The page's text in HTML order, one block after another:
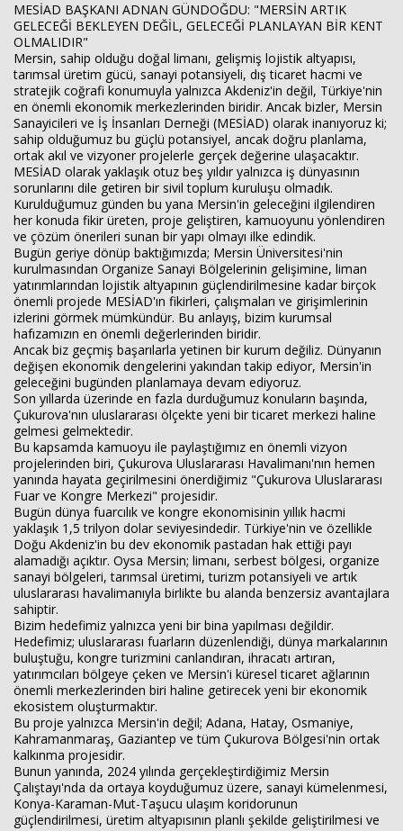
MESİAD BAŞKANI ADNAN GÜNDOĞDU: "MERSİN ARTIK
GELECEĞİ BEKLEYEN DEĞİL, GELECEĞİ PLANLAYAN BİR KENT
OLMALIDIR"
Mersin, sahip olduğu doğal limanı, gelişmiş lojistik altyapısı,
tarımsal üretim gücü, sanayi potansiyeli, dış ticaret hacmi ve
stratejik coğrafi konumuyla yalnızca Akdeniz'in değil, Türkiye'nin
en önemli ekonomik merkezlerinden biridir. Ancak bizler, Mersin
Sanayicileri ve İş İnsanları Derneği (MESİAD) olarak inanıyoruz ki;
sahip olduğumuz bu güçlü potansiyel, ancak doğru planlama,
ortak akıl ve vizyoner projelerle gerçek değerine ulaşacaktır.
MESİAD olarak yaklaşık otuz beş yıldır yalnızca iş dünyasının
sorunlarını dile getiren bir sivil toplum kuruluşu olmadık.
Kurulduğumuz günden bu yana Mersin'in geleceğini ilgilendiren
her konuda fikir üreten, proje geliştiren, kamuoyunu yönlendiren
ve çözüm önerileri sunan bir yapı olmayı ilke edindik.
Bugün geriye dönüp baktığımızda; Mersin Üniversitesi'nin
kurulmasından Organize Sanayi Bölgelerinin gelişimine, liman
yatırımlarından lojistik altyapının güçlendirilmesine kadar birçok
önemli projede MESİAD'ın fikirleri, çalışmaları ve girişimlerinin
izlerini görmek mümkündür. Bu anlayış, bizim kurumsal
hafızamızın en önemli değerlerinden biridir.
Ancak biz geçmiş başarılarla yetinen bir kurum değiliz. Dünyanın
değişen ekonomik dengelerini yakından takip ediyor, Mersin'in
geleceğini bugünden planlamaya devam ediyoruz.
Son yıllarda üzerinde en fazla durduğumuz konuların başında,
Çukurova'nın uluslararası ölçekte yeni bir ticaret merkezi haline
gelmesi gelmektedir.
Bu kapsamda kamuoyu ile paylaştığımız en önemli vizyon
projelerinden biri, Çukurova Uluslararası Havalimanı'nın hemen
yanında hayata geçirilmesini önerdiğimiz "Çukurova Uluslararası
Fuar ve Kongre Merkezi" projesidir.
Bugün dünya fuarcılık ve kongre ekonomisinin yıllık hacmi
yaklaşık 1,5 trilyon dolar seviyesindedir. Türkiye'nin ve özellikle
Doğu Akdeniz'in bu dev ekonomik pastadan hak ettiği payı
alamadığı açıktır. Oysa Mersin; limanı, serbest bölgesi, organize
sanayi bölgeleri, tarımsal üretimi, turizm potansiyeli ve artık
uluslararası havalimanıyla birlikte bu alanda benzersiz avantajlara
sahiptir.
Bizim hedefimiz yalnızca yeni bir bina yapılması değildir.
Hedefimiz; uluslararası fuarların düzenlendiği, dünya markalarının
buluştuğu, kongre turizmini canlandıran, ihracatı artıran,
yatırımcıları bölgeye çeken ve Mersin'i küresel ticaret ağlarının
önemli merkezlerinden biri haline getirecek yeni bir ekonomik
ekosistem oluşturmaktır.
Bu proje yalnızca Mersin'in değil; Adana, Hatay, Osmaniye,
Kahramanmaraş, Gaziantep ve tüm Çukurova Bölgesi'nin ortak
kalkınma projesidir.
Bunun yanında, 2024 yılında gerçekleştirdiğimiz Mersin
Çalıştayı'nda da ortaya koyduğumuz üzere, sanayi kümelenmesi,
Konya-Karaman-Mut-Taşucu ulaşım koridorunun
güçlendirilmesi, üretim altyapısının planlı şekilde geliştirilmesi ve
Haberin Doğru Adresi.